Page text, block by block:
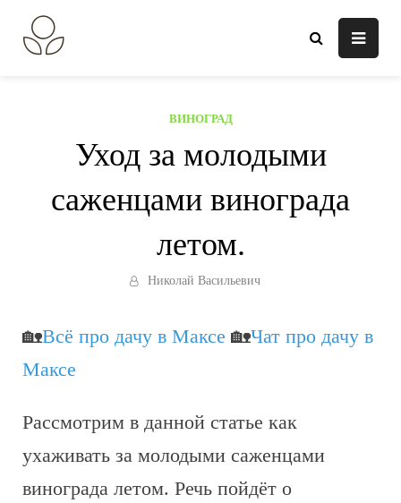
содержанию
ВИНОГРАД
Уход за молодыми
саженцами винограда
летом.
Николай Васильевич
🏡Всё про дачу в Максе 🏡Чат про дачу в
Максе
Рассмотрим в данной статье как
ухаживать за молодыми саженцами
винограда летом. Речь пойдёт о